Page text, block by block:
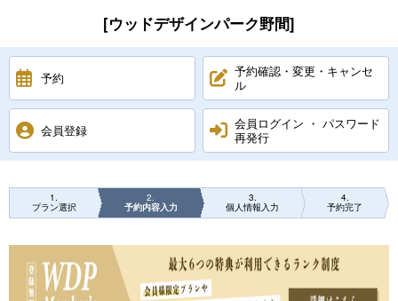
[ウッドデザインパーク野間]
予約
予約確認・変更・キャンセ
ル
会員登録
会員ログイン ・ パスワード
再発行
1
プラン選択
2
予約内容入力
3
個人情報入力
4
予約完了